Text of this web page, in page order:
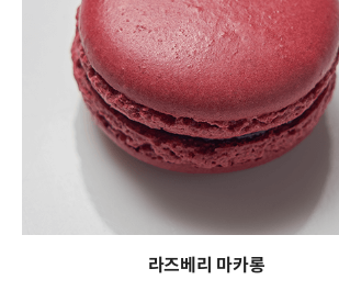
라즈베리 마카롱